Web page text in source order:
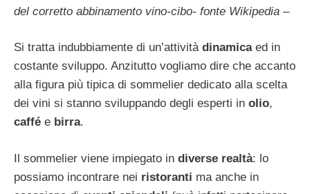
del corretto abbinamento vino-cibo- fonte Wikipedia –
Si tratta indubbiamente di un’attività dinamica ed in
costante sviluppo. Anzitutto vogliamo dire che accanto
alla figura più tipica di sommelier dedicato alla scelta
dei vini si stanno sviluppando degli esperti in olio,
caffé e birra.
Il sommelier viene impiegato in diverse realtà: lo
possiamo incontrare nei ristoranti ma anche in